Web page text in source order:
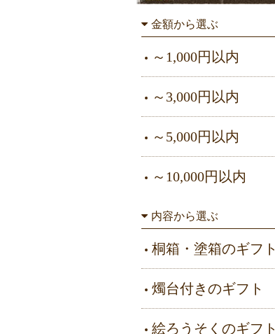
金額から選ぶ
～1,000円以内
～3,000円以内
～5,000円以内
～10,000円以内
内容から選ぶ
桐箱・塗箱のギフト
燭台付きのギフト
絵ろうそくのギフト